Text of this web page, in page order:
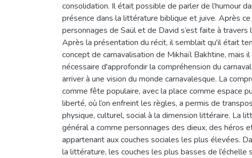
consolidation. Il était possible de parler de l’humour
présence dans la littérature biblique et juive. Après ce
personnages de Saül et de David s’est faite à travers
Après la présentation du récit, il semblait qu'il était
concept de carnavalisation de Mikhaïl Bakhtine, mais
nécessaire d'approfondir la compréhension du
arriver à une vision du monde carnavalesque. La
comme fête populaire, avec la place comme espace
liberté, où l’on enfreint les règles, a permis de
physique, culturel, social à la dimension littéraire. La
général a comme personnages des dieux, des héros
appartenant aux couches sociales les plus élevées.
la littérature, les couches les plus basses de l’échelle